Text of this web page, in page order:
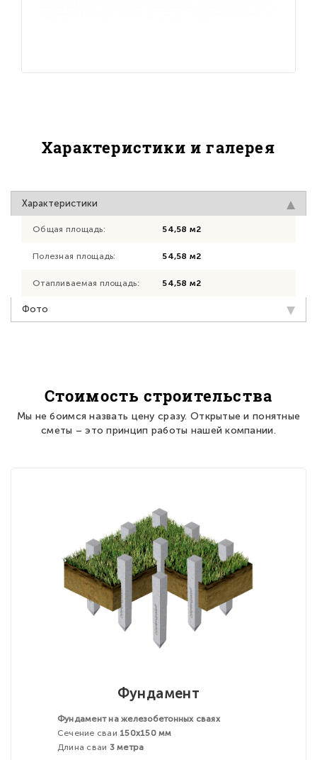
Характеристики и галерея
Характеристики
Общая площадь: 54,58 м2
Полезная площадь: 54,58 м2
Отапливаемая площадь: 54,58 м2
Фото
Стоимость строительства
Мы не боимся назвать цену сразу. Открытые и понятные
сметы – это принцип работы нашей компании.
Фундамент
Фундамент на железобетонных сваях
Сечение сваи 150х150 мм
Длина сваи 3 метра